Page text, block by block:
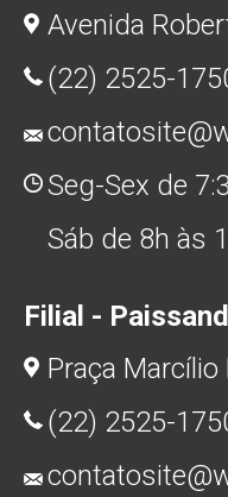
Avenida
(22) 2525-
Seg-Sex de
Sáb de 8h às
Filial -
Praça
(22) 2525-